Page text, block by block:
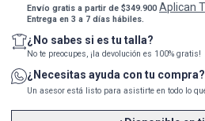
Envío gratis a partir de $349.900Aplican
Entrega en 3 a 7 días hábiles.
¿No sabes si es tu talla?
No te preocupes, ¡la devolución es 100% gratis!
¿Necesitas ayuda con tu compra?
Un asesor está listo para asistirte en todo lo